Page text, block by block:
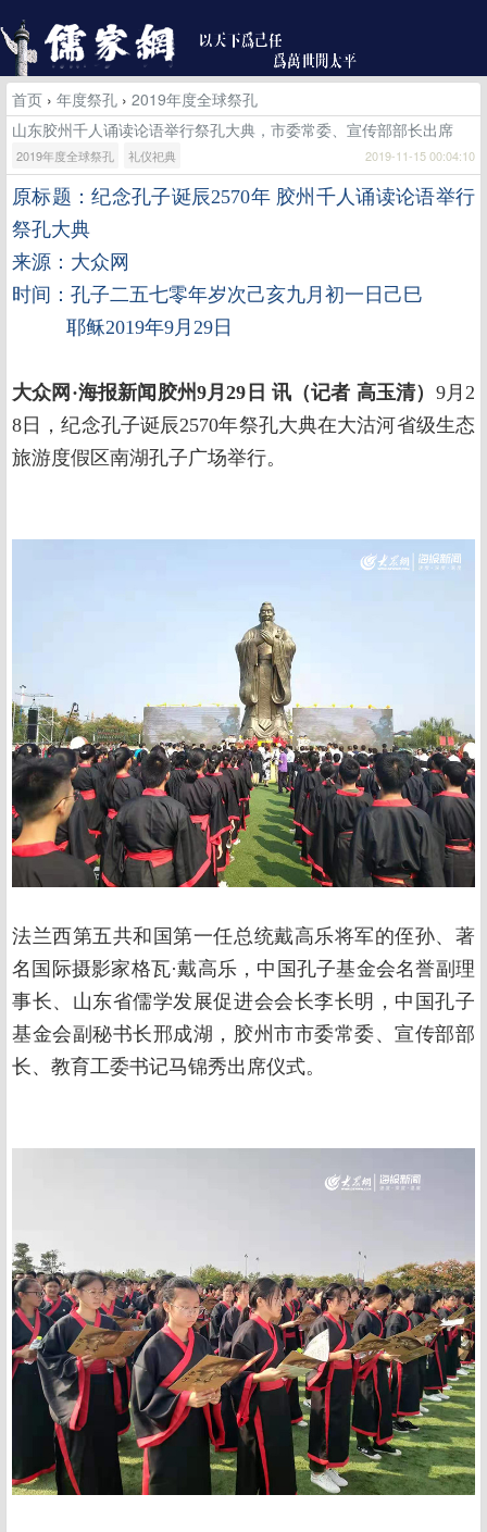
首页 › 年度祭孔 › 2019年度全球祭孔
山东胶州千人诵读论语举行祭孔大典，市委常委、宣传部部长出席
2019年度全球祭孔 礼仪祀典 2019-11-15 00:04:10
原标题：纪念孔子诞辰2570年 胶州千人诵读论语举行
祭孔大典
来源：大众网
时间：孔子二五七零年岁次己亥九月初一日己巳
耶稣2019年9月29日
大众网·海报新闻胶州9月29日 讯 （记者 高玉清） 9月2
8日，纪念孔子诞辰2570年祭孔大典在大沽河省级生态
旅游度假区南湖孔子广场举行。
法兰西第五共和国第一任总统戴高乐将军的侄孙、著
名国际摄影家格瓦·戴高乐，中国孔子基金会名誉副理
事长、山东省儒学发展促进会会长李长明，中国孔子
基金会副秘书长邢成湖，胶州市市委常委、宣传部部
长、教育工委书记马锦秀出席仪式。